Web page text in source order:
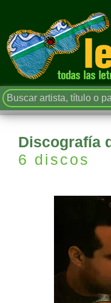
Discografía
6 discos